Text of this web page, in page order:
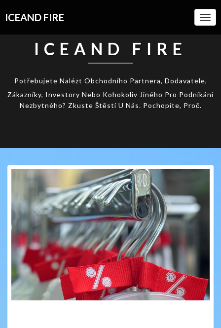
ICEAND FIRE
ICEAND FIRE
Potřebujete Nalézt Obchodního Partnera, Dodavatele,
Zákazníky, Investory Nebo Kohokoliv Jiného Pro Podnikání
Nezbytného? Zkuste Štěstí U Nás. Pochopíte, Proč.